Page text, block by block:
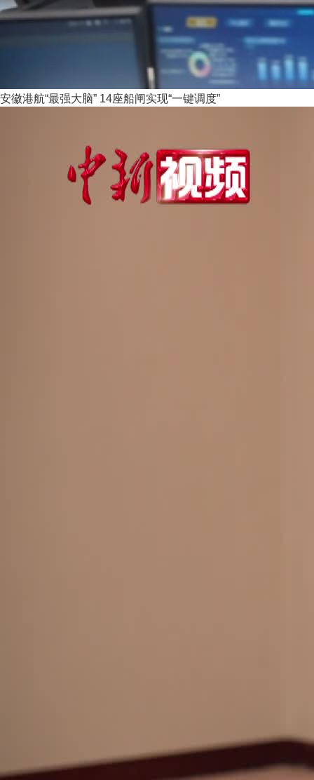
安徽港航“最强大脑” 14座船闸实现“一键调度”